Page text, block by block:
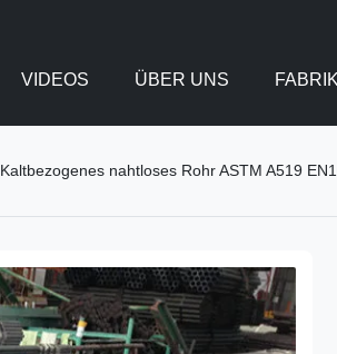
VIDEOS ÜBER UNS
Kaltbezogenes nahtloses Rohr ASTM A519